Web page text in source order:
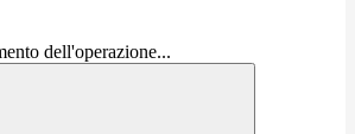
dell'operazione...